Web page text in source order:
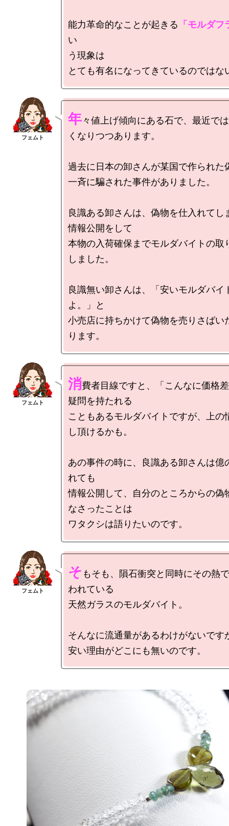
能力革命的なことが起きる 「モルダ
い
う現象は
年々値上げ傾向にある石で、最近で
くなりつつあります。
過去に日本の卸さんが某国で作られた
一斉に騙された事件がありました。
良識ある卸さんは、偽物を仕入れてし
情報公開をして
本物の入荷確保までモルダバイトの取
しました。
良識無い卸さんは、「安いモルダバイ
よ。」と
小売店に持ちかけて偽物を売りさばい
消費者目線ですと、「こんなに価格
疑問を持たれる
こともあるモルダバイトですが、上の
し頂けるかも。
あの事件の時に、良識ある卸さんは億
れても
情報公開して、自分のところからの偽
なさったことは
そ もそも、隕石衝突と同時にその熱
われている
天然ガラスのモルダバイト。
そんなに流通量があるわけがないです